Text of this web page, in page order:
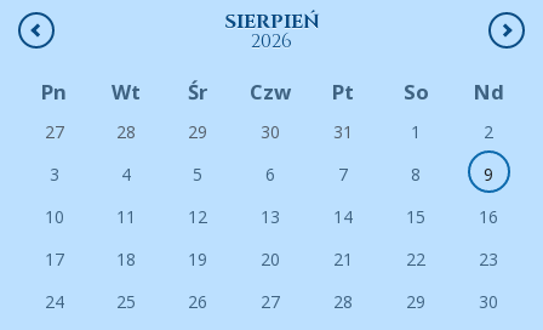
SIERPIEŃ
2026
Pn Wt Śr Czw Pt So Nd
27 28 29 30 31 1
2
3
4 5 6 7 8
9
10
11 12 13 14 15
16
17
18 19 20 21 22
23
24
25 26 27 28 29
30